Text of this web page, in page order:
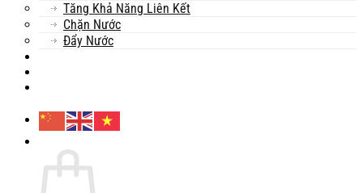
Tăng Khả Năng Liên Kết
Chặn Nước
Đẩy Nước